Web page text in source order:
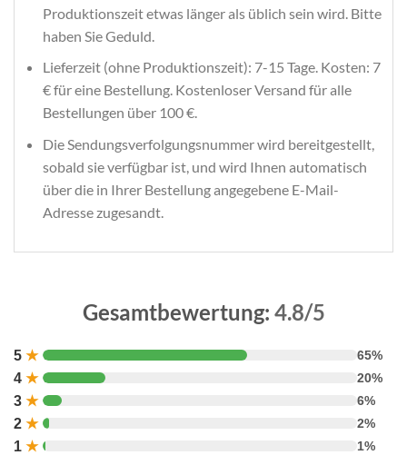
Produktionszeit etwas länger als üblich sein wird. Bitte
haben Sie Geduld.
Lieferzeit (ohne Produktionszeit): 7-15 Tage. Kosten: 7
€ für eine Bestellung. Kostenloser Versand für alle
Bestellungen über 100 €.
Die Sendungsverfolgungsnummer wird bereitgestellt,
sobald sie verfügbar ist, und wird Ihnen automatisch
über die in Ihrer Bestellung angegebene E-Mail-
Adresse zugesandt.
Gesamtbewertung: 4.8/5
5 ★ 65%
4 ★ 20%
3 ★ 6%
2 ★ 2%
1 ★ 1%